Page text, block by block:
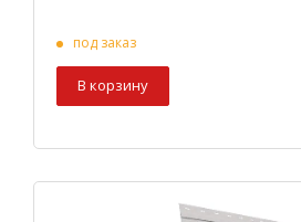
под заказ
В корзину